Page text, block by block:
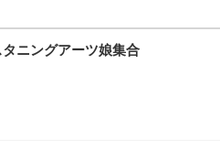
ニングアーツ娘集合